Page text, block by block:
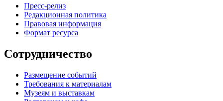
Пресс-релиз
Редакционная политика
Правовая информация
Формат ресурса
Сотрудничество
Размещение событий
Требования к материалам
Музеям и выставкам